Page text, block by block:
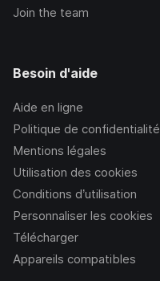
Join the team
Besoin d'aide
Aide en ligne
Politique de confidentialité
Mentions légales
Utilisation des cookies
Conditions d’utilisation
Personnaliser les cookies
Télécharger
Appareils compatibles